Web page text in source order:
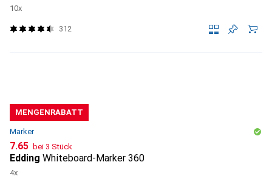
10x
312
MENGENRABATT
Marker
CHF
7.65 bei 3 Stück
Edding Whiteboard-Marker 360
4x